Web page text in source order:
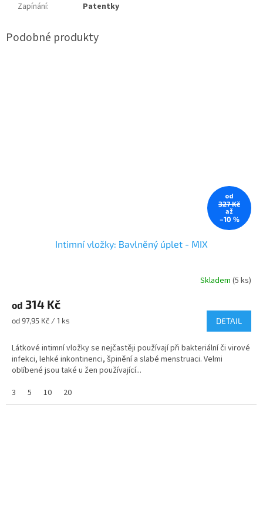
Zapínání: Patentky
od
327 Kč
až
–10 %
Intimní vložky: Bavlněný úplet - MIX
produktu
4,8
5
hvězdiček.
Skladem(5 ks)
od 314 Kč
Měrná
od 97,95 Kč / 1 ks DETAIL
Látkové intimní vložky se nejčastěji používají při bakteriální či virové
infekci, lehké inkontinenci, špinění a slabé menstruaci. Velmi
oblíbené jsou také u žen používající...
3
5 10 20